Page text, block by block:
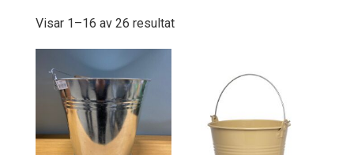
Visar 1–16 av 26 resultat